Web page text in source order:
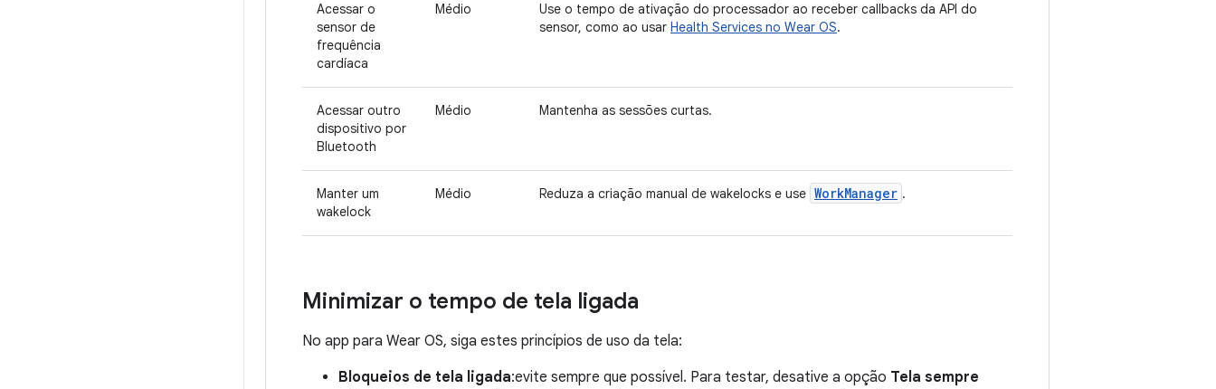
Acessar o
sensor de
frequência
cardíaca
Médio
Use o tempo de ativação do processador ao receber callbacks da API do
sensor, como ao usar Health Services no Wear OS.
Acessar outro
dispositivo por
Bluetooth
Médio Mantenha as sessões curtas.
Manter um
wakelock
Médio Reduza a criação manual de wakelocks e use WorkManager .
Minimizar o tempo de tela ligada
No app para Wear OS, siga estes princípios de uso da tela:
Bloqueios de tela ligada:evite sempre que possível. Para testar, desative a opção Tela sempre